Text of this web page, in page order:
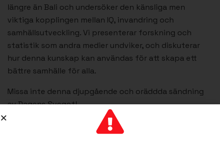
längre än Bali och undersöker den känsliga men
viktiga kopplingen mellan IQ, invandring och
samhällsutveckling. Vi presenterar forskning och
statistik som andra medier undviker, och diskuterar
hur denna kunskap kan användas för att skapa ett
bättre samhälle för alla.
Missa inte denna djupgående och oräddda sändning
av Dagens Svegot!